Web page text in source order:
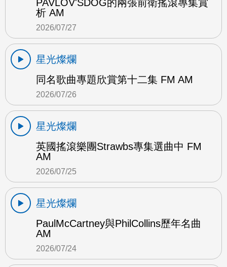
PAVLOV'SDOG的兩張前衛搖滾專集賞
析 AM
2026/07/27
星光燦爛
同名歌曲專題欣賞第十二集 FM AM
2026/07/26
星光燦爛
英國搖滾樂團Strawbs專集選曲中 FM
AM
2026/07/25
星光燦爛
PaulMcCartney與PhilCollins歷年名曲
AM
2026/07/24